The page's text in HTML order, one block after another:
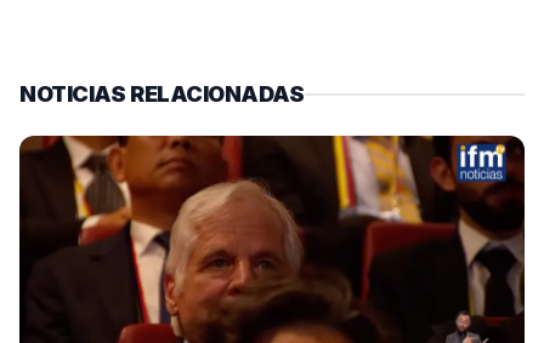
NOTICIAS RELACIONADAS